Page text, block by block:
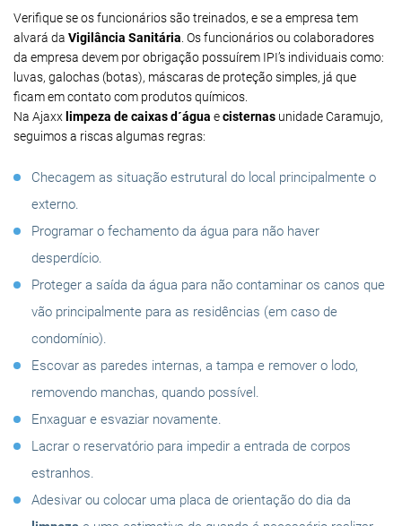
Verifique se os funcionários são treinados, e se a empresa tem
alvará da Vigilância Sanitária . Os funcionários ou colaboradores
da empresa devem por obrigação possuírem IPI’s individuais como:
luvas, galochas (botas), máscaras de proteção simples, já que
ficam em contato com produtos químicos.
Na Ajaxx limpeza de caixas d´água ecisternas unidade Caramujo,
seguimos a riscas algumas regras:
Checagem as situação estrutural do local principalmente o
externo.
Programar o fechamento da água para não haver
desperdício.
Proteger a saída da água para não contaminar os canos que
vão principalmente para as residências (em caso de
condomínio).
Escovar as paredes internas, a tampa e remover o lodo,
removendo manchas, quando possível.
Enxaguar e esvaziar novamente.
Lacrar o reservatório para impedir a entrada de corpos
estranhos.
Adesivar ou colocar uma placa de orientação do dia da